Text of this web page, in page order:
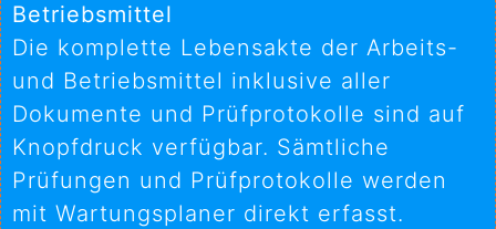
Betriebsmittel
Die komplette Lebensakte der Arbeits-
und Betriebsmittel inklusive aller
Dokumente und Prüfprotokolle sind auf
Knopfdruck verfügbar. Sämtliche
Prüfungen und Prüfprotokolle werden
mit Wartungsplaner direkt erfasst.